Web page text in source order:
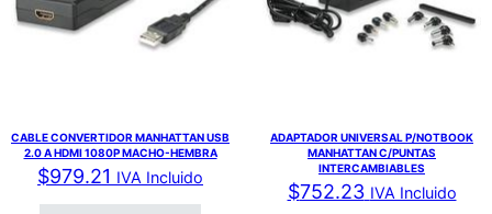
CABLE CONVERTIDOR MANHATTAN USB
2.0 A HDMI 1080P MACHO-HEMBRA
$979.21 IVA Incluido
ADAPTADOR UNIVERSAL P/NOTBOOK
MANHATTAN C/PUNTAS
INTERCAMBIABLES
$752.23 IVA Incluido